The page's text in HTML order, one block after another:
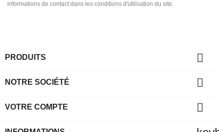
informations de contact dans les conditions d'utilisation du site.
PRODUITS 
NOTRE SOCIÉTÉ 
VOTRE COMPTE 